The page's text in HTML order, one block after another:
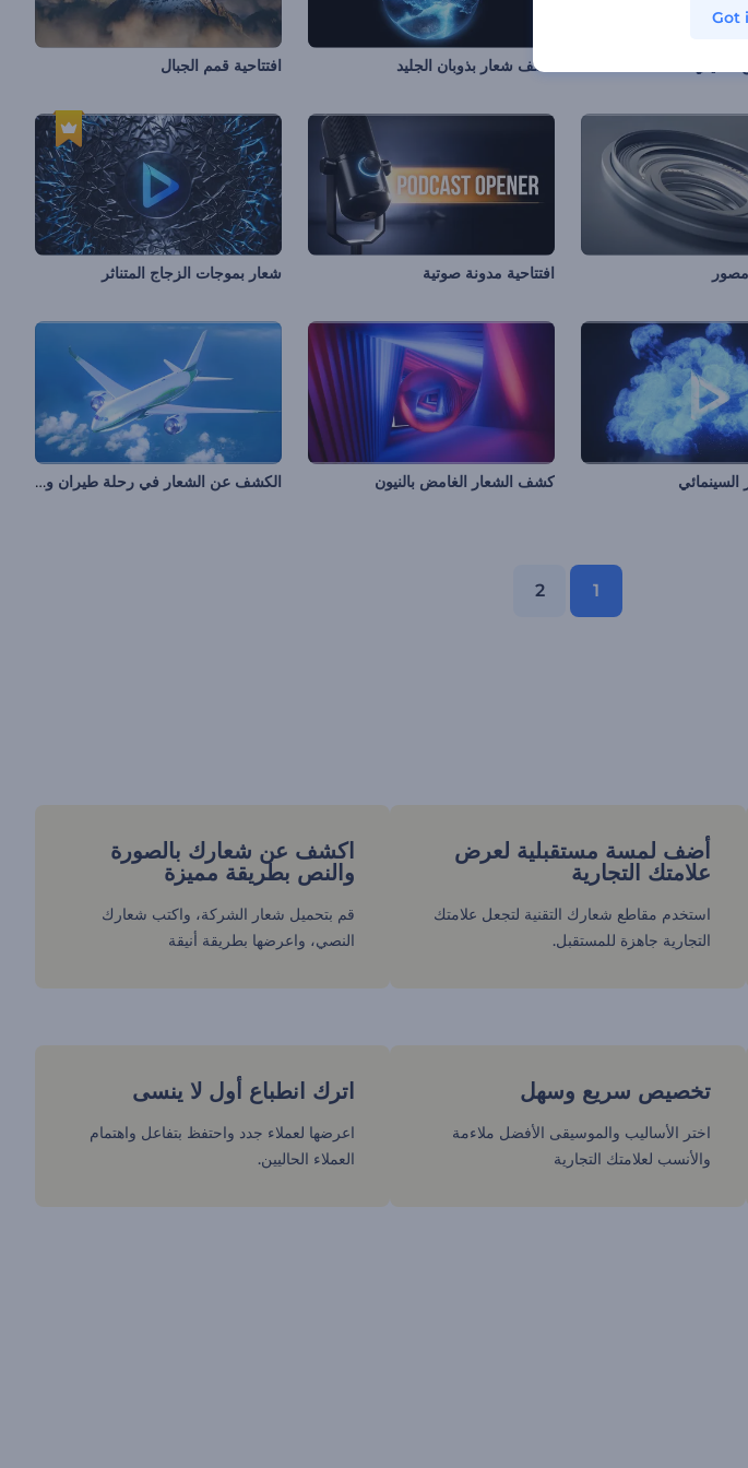
كشف شعار بذوبان الجليد افتتاحية قمم الجبال
افتتاحية مدونة صوتية شعار بموجات الزجاج المتناثر
السينمائي كشف الشعار الغامض بالنيون الكشف عن الشعار في رحلة طيران واقعية
1
2
أضف لمسة مستقبلية لعرض
علامتك التجارية
استخدم مقاطع شعارك التقنية لتجعل علامتك
التجارية جاهزة للمستقبل.
اكشف عن شعارك بالصورة
والنص بطريقة مميزة
قم بتحميل شعار الشركة، واكتب شعارك
النصي، واعرضها بطريقة أنيقة
تخصيص سريع وسهل
اختر الأساليب والموسيقى الأفضل ملاءمة
والأنسب لعلامتك التجارية
اترك انطباع أول لا ينسى
اعرضها لعملاء جدد واحتفظ بتفاعل واهتمام
العملاء الحاليين.
Got